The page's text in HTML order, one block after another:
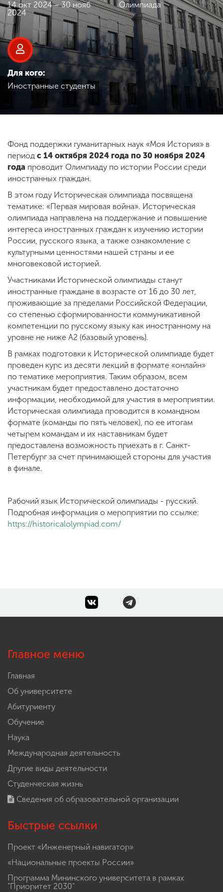
Наука
Международная
деятельность
Другие виды
Студенческая жизнь
Сведения об
образовательной
организации
ENG SPN CHI
Приемная
комиссия
+7 (831) 262-26-20
14 окт 2024 – 30 нояб
2024
Олимпиада
Для кого:
Иностранные студенты
Фонд поддержки гуманитарных наук «Моя История» в
период с 14 октября 2024 года по 30 ноября 2024
года проводит Олимпиаду по истории России среди
иностранных граждан.
В этом году Историческая олимпиада посвящена
тематике: «Первая мировая война». Историческая
олимпиада направлена на поддержание и повышение
интереса иностранных граждан к изучению истории
России, русского языка, а также ознакомление с
культурными ценностями нашей страны и ее
многовековой историей.
Участниками Исторической олимпиады станут
иностранные граждане в возрасте от 16 до 30 лет,
проживающие за пределами Российской Федерации,
со степенью сформированности коммуникативной
компетенции по русскому языку как иностранному на
уровне не ниже А2 (базовый уровень).
В рамках подготовки к Исторической олимпиаде будет
проведен курс из десяти лекций в формате «онлайн»
по тематике мероприятия. Таким образом, всем
участникам будет предоставлено достаточно
информации, необходимой для участия в мероприятии.
Историческая олимпиада проводится в командном
формате (команды по пять человек), по ее итогам
четырем командам и их наставникам будет
предоставлена возможность приехать в г. Санкт-
Петербург за счет принимающей стороны для участия
в финале.
Рабочий язык Исторической олимпиады - русский.
Подробная информация о мероприятии по ссылке:
https://historicalolympiad.com/
Главное меню
Главная
Об университете
Абитуриенту
Обучение
Наука
Международная деятельность
Другие виды деятельности
Студенческая жизнь
Сведения об образовательной организации
Быстрые ссылки
Проект «Инженерный навигатор»
«Национальные проекты России»
Программа Мининского университета в рамках
"Приоритет 2030"